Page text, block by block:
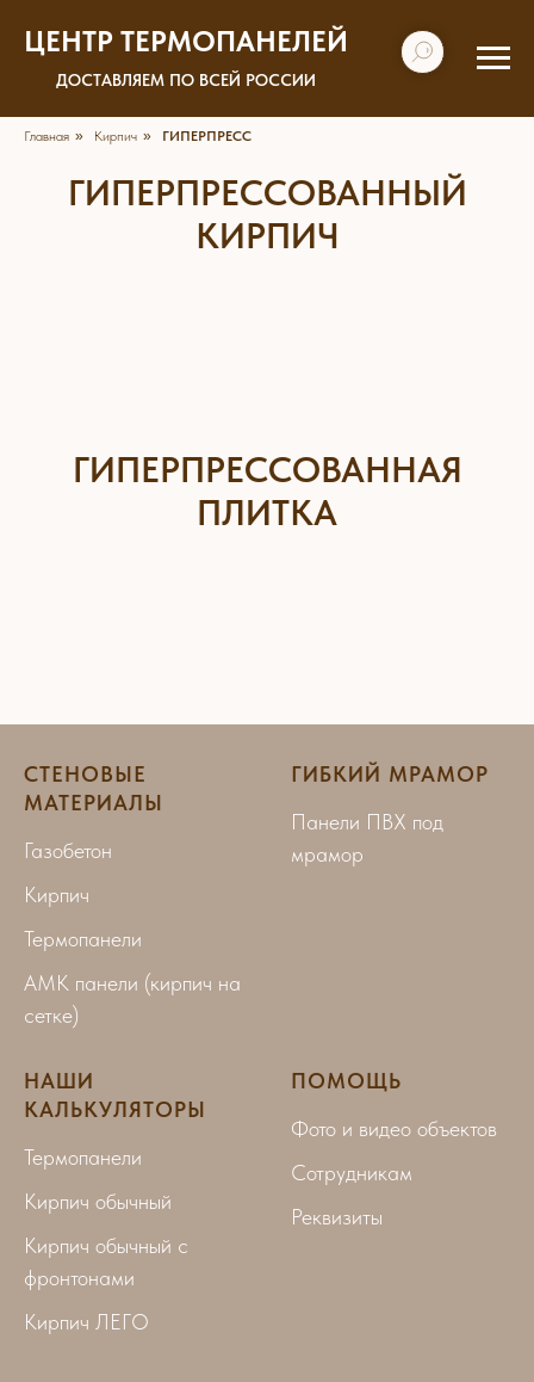
ЦЕНТР ТЕРМОПАНЕЛЕЙ
ДОСТАВЛЯЕМ ПО ВСЕЙ РОССИИ
Главная » Кирпич » ГИПЕРПРЕСС
ГИПЕРПРЕССОВАННЫЙ
КИРПИЧ
ГИПЕРПРЕССОВАННАЯ
ПЛИТКА
СТЕНОВЫЕ
МАТЕРИАЛЫ
Газобетон
Кирпич
Термопанели
АМК панели (кирпич на
сетке)
ГИБКИЙ МРАМОР
Панели ПВХ под
мрамор
НАШИ
КАЛЬКУЛЯТОРЫ
Термопанели
Кирпич обычный
Кирпич обычный с
фронтонами
Кирпич ЛЕГО
ПОМОЩЬ
Фото и видео объектов
Сотрудникам
Реквизиты